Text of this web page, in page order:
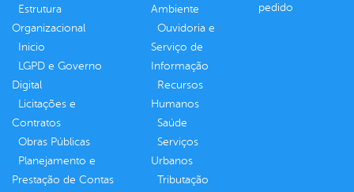
Estrutura
Organizacional
Inicio
LGPD e Governo
Digital
Licitações e
Contratos
Obras Públicas
Planejamento e
Prestação de Contas
Ambiente
Ouvidoria e
Serviço de
Informação
Recursos
Humanos
Saúde
Serviços
Urbanos
Tributação
pedido